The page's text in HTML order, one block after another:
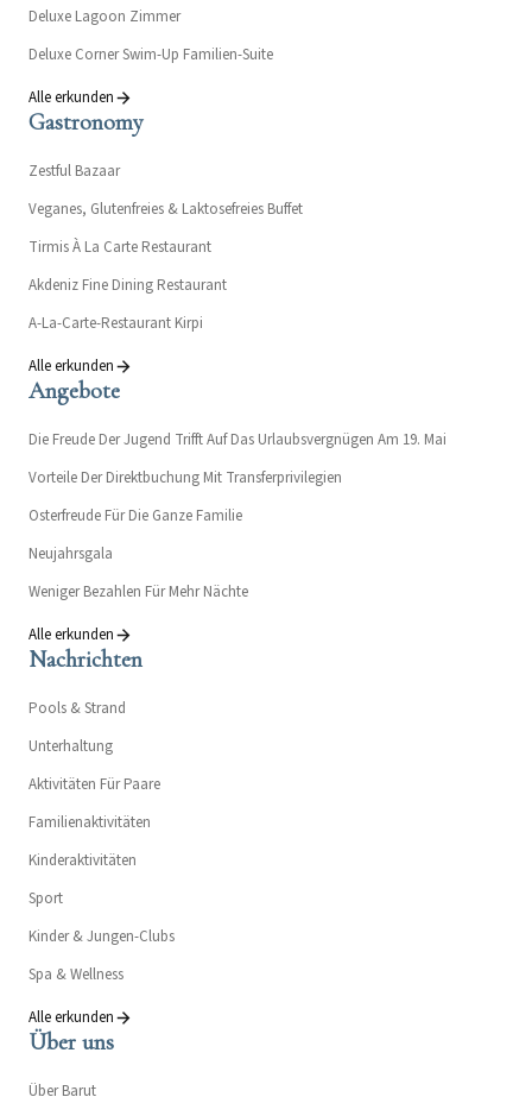
Deluxe Lagoon Zimmer
Deluxe Corner Swim-Up Familien-Suite
Alle erkunden
Gastronomy
Zestful Bazaar
Veganes, Glutenfreies & Laktosefreies Buffet
Tirmis À La Carte Restaurant
Akdeniz Fine Dining Restaurant
A-La-Carte-Restaurant Kirpi
Alle erkunden
Angebote
Die Freude Der Jugend Trifft Auf Das Urlaubsvergnügen Am 19. Mai
Vorteile Der Direktbuchung Mit Transferprivilegien
Osterfreude Für Die Ganze Familie
Neujahrsgala
Weniger Bezahlen Für Mehr Nächte
Alle erkunden
Nachrichten
Pools & Strand
Unterhaltung
Aktivitäten Für Paare
Familienaktivitäten
Kinderaktivitäten
Sport
Kinder & Jungen-Clubs
Spa & Wellness
Alle erkunden
Über uns
Über Barut